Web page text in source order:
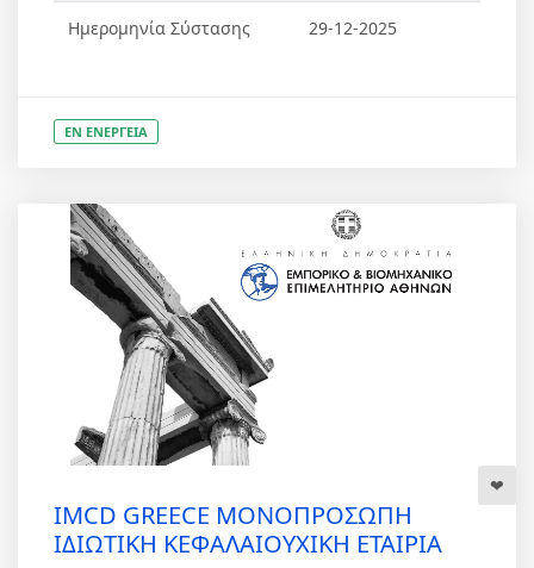
Ημερομηνία Σύστασης 29-12-2025
ΕΝ ΕΝΕΡΓΕΙΑ
IMCD GREECE ΜΟΝΟΠΡΟΣΩΠΗ
ΙΔΙΩΤΙΚΗ ΚΕΦΑΛΑΙΟΥΧΙΚΗ ΕΤΑΙΡΙΑ